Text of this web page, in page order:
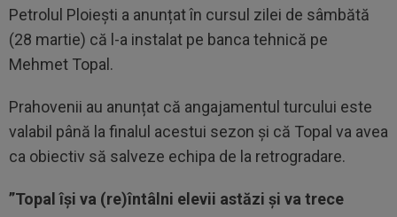
Petrolul Ploiești a anunțat în cursul zilei de sâmbătă
(28 martie) că l-a instalat pe banca tehnică pe
Mehmet Topal.
Prahovenii au anunțat că angajamentul turcului este
valabil până la finalul acestui sezon și că Topal va avea
ca obiectiv să salveze echipa de la retrogradare.
”Topal își va (re)întâlni elevii astăzi și va trece